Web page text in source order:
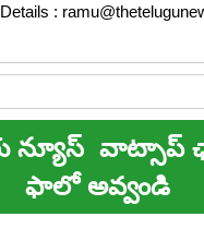
:
న్యూస్ వాట్సాప్
ఫాలో అవ్వండి